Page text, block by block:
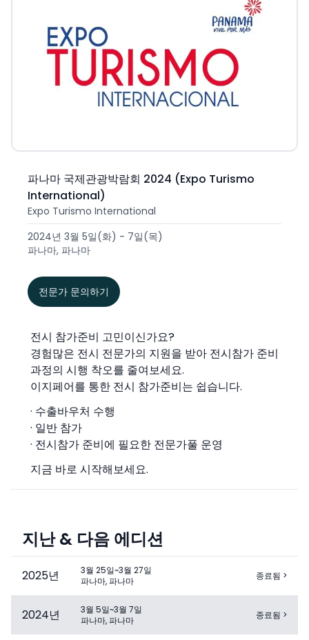
파나마 국제관광박람회 2024 (Expo Turismo
International)
Expo Turismo International
2024년 3월 5일(화) - 7일(목)
파나마, 파나마
전문가 문의하기
전시 참가준비 고민이신가요?
경험많은 전시 전문가의 지원을 받아 전시참가 준비
과정의 시행 착오를 줄여보세요.
이지페어를 통한 전시 참가준비는 쉽습니다.
· 수출바우처 수행
· 일반 참가
· 전시참가 준비에 필요한 전문가풀 운영
지금 바로 시작해보세요.
지난 & 다음 에디션
2025년
3월 25일~3월 27일
파나마, 파나마
종료됨 >
2024년
3월 5일~3월 7일
파나마, 파나마
종료됨 >